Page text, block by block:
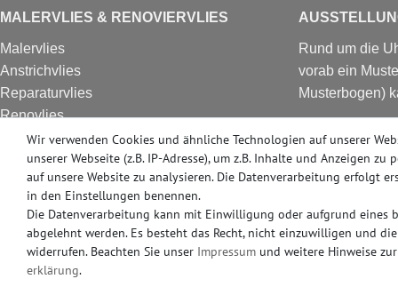
MALERVLIES & RENOVIERVLIES
Malervlies
Anstrichvlies
Reparaturvlies
Renovlies
Renoviervlies
HomeVlies
Glattvlies
Glattes Vlies
Rund um die
vorab ein
Musterbogen)
in Erkrath bei
Produkte ab
Wir verwenden Cookies und ähnliche Technologien auf unserer
unserer Webseite (z.B. IP-Adresse), um z.B. Inhalte und Anzeigen
auf unsere Website zu analysieren. Die Datenverarbeitung erfolgt
in den Einstellungen benennen.
Die Datenverarbeitung kann mit Einwilligung oder aufgrund eines
abgelehnt werden. Es besteht das Recht, nicht einzuwilligen und
widerrufen. Beachten Sie unser Impressum und weitere Hinweise
erklärung.